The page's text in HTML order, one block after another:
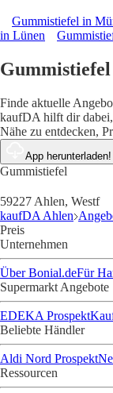
Gummistiefel in
in Lünen
Finde aktuelle
kaufDA hilft dir dabei,
Nähe zu entdecken,
App herunterladen!
Gummistiefel
59227 Ahlen, Westf
kaufDA Ahlen
Preis
Unternehmen
Über Bonial.deFür
Supermarkt Angebote
EDEKA Prospekt
Beliebte Händler
Aldi Nord Prospekt
Ressourcen